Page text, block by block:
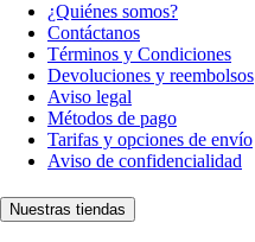
¿Quiénes somos?
Contáctanos
Términos y Condiciones
Devoluciones y reembolsos
Aviso legal
Métodos de pago
Tarifas y opciones de envío
Aviso de confidencialidad
Nuestras tiendas